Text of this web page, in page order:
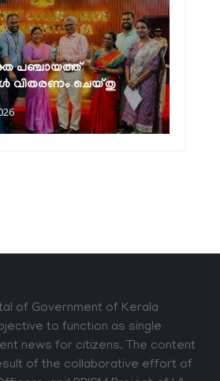
എന്യൂമറേഷൻ:
ഹയർ സെക്കൻഡറി
യൂണിറ്റുകൾ
2026
of Government of Kerala
to function as single
news for citizens. The content
of the collaborative effort of